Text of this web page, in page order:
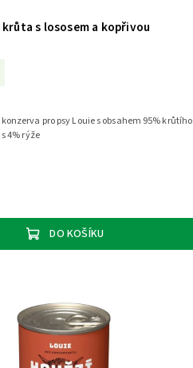
s lososem a kopřivou
DO KOŠÍKU
pro psy Louie s obsahem 95% krůtího
4% rýže